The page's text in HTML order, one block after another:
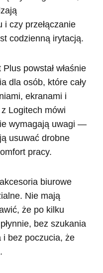
i czy przełączanie
codzienną irytacją.
powstał właśnie
dla osób, które cały
ekranami i
Logitech mówi
wymagają uwagi —
usuwać drobne
pracy.
biurowe
Nie mają
że po kilku
bez szukania
i bez poczucia, że